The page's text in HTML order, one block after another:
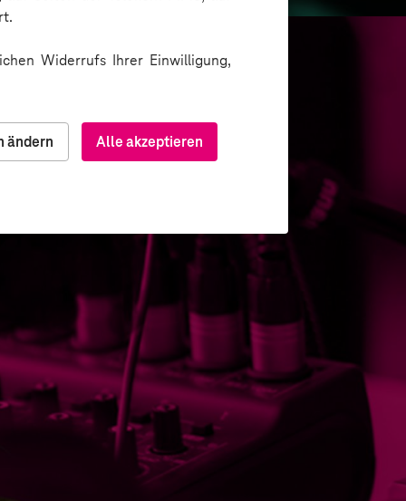
Widerrufs Ihrer Einwilligung,
Alle akzeptieren
ändern